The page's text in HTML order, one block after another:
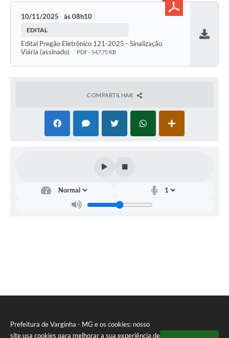
Prefeitura de Varginha - MG e os cookies: nosso
site usa cookies para melhorar a sua experiência de
10/11/2025 08h10
EDITAL
Edital Pregão Eletrônico 121-2025 - Sinalização
Viária (assinado)
PDF - 547,75 KB
COMPARTILHAR